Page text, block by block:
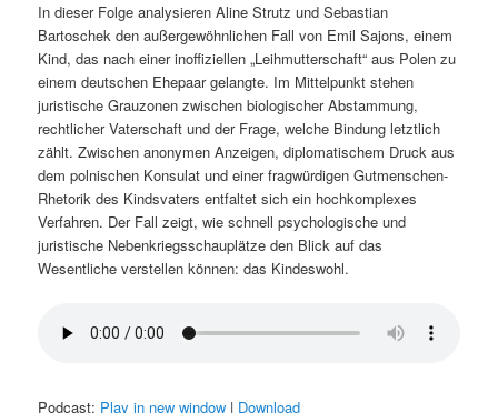
In dieser Folge analysieren Aline Strutz und Sebastian
Bartoschek den außergewöhnlichen Fall von Emil Sajons, einem
Kind, das nach einer inoffiziellen „Leihmutterschaft“ aus Polen zu
einem deutschen Ehepaar gelangte. Im Mittelpunkt stehen
juristische Grauzonen zwischen biologischer Abstammung,
rechtlicher Vaterschaft und der Frage, welche Bindung letztlich
zählt. Zwischen anonymen Anzeigen, diplomatischem Druck aus
dem polnischen Konsulat und einer fragwürdigen Gutmenschen-
Rhetorik des Kindsvaters entfaltet sich ein hochkomplexes
Verfahren. Der Fall zeigt, wie schnell psychologische und
juristische Nebenkriegsschauplätze den Blick auf das
Wesentliche verstellen können: das Kindeswohl.
Podcast: Play in new window | Download